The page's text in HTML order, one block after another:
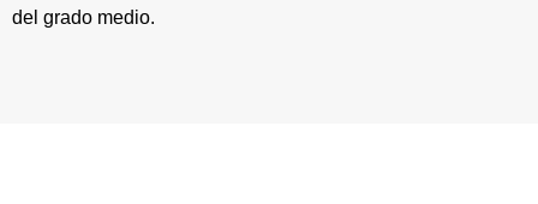
del grado medio.